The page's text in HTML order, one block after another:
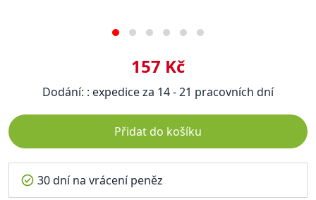
157 Kč
Dodání: : expedice za 14 - 21 pracovních dní
Přidat do košíku
30 dní na vrácení peněz